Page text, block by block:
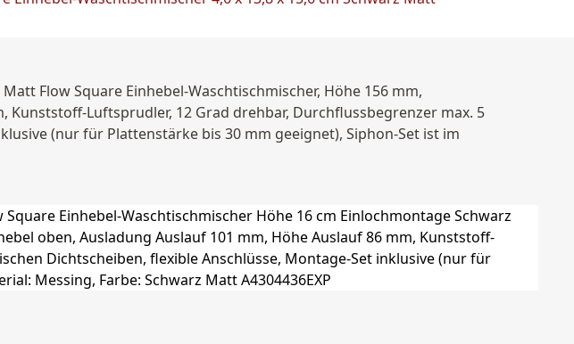
Flow Square Einhebel-Waschtischmischer, Höhe 156 mm,
Kunststoff-Luftsprudler, 12 Grad drehbar, Durchflussbegrenzer max. 5
(nur für Plattenstärke bis 30 mm geeignet), Siphon-Set ist im